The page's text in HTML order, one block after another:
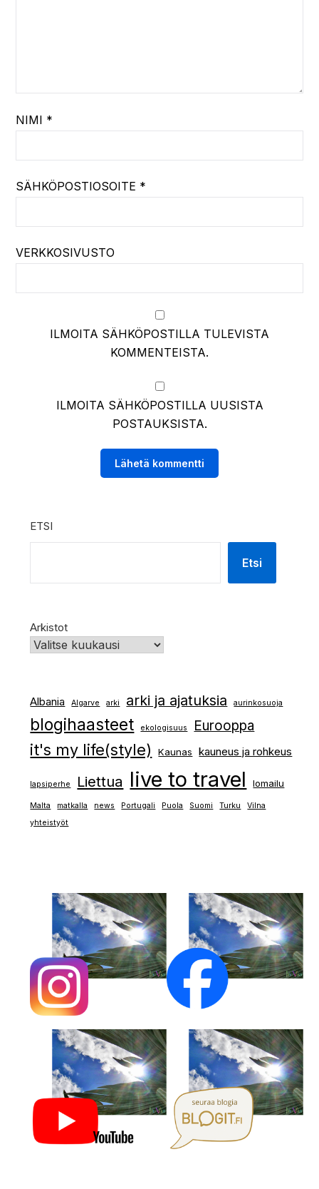
NIMI *
SÄHKÖPOSTIOSOITE *
VERKKOSIVUSTO
ILMOITA SÄHKÖPOSTILLA TULEVISTA
KOMMENTEISTA.
ILMOITA SÄHKÖPOSTILLA UUSISTA
POSTAUKSISTA.
ETSI
Etsi
Arkistot
Albania Algarve arki arki ja ajatuksia aurinkosuoja
blogihaasteet ekologisuus Eurooppa
it's my life(style) Kaunas kauneus ja rohkeus
lapsiperhe Liettua live to travel lomailu
Malta matkalla news Portugali Puola Suomi Turku
Vilna
yhteistyöt